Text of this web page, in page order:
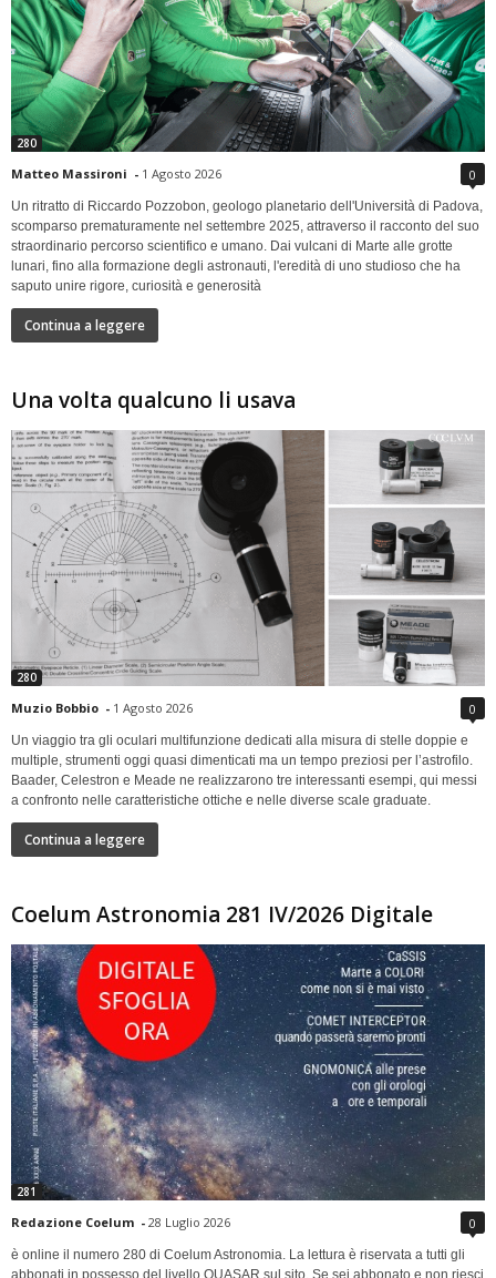
280
Matteo Massironi - 1 Agosto 2026 0
Un ritratto di Riccardo Pozzobon, geologo planetario dell'Università di Padova,
scomparso prematuramente nel settembre 2025, attraverso il racconto del suo
straordinario percorso scientifico e umano. Dai vulcani di Marte alle grotte
lunari, fino alla formazione degli astronauti, l'eredità di uno studioso che ha
saputo unire rigore, curiosità e generosità
Continua a leggere
Una volta qualcuno li usava
280
Muzio Bobbio - 1 Agosto 2026 0
Un viaggio tra gli oculari multifunzione dedicati alla misura di stelle doppie e
multiple, strumenti oggi quasi dimenticati ma un tempo preziosi per l’astrofilo.
Baader, Celestron e Meade ne realizzarono tre interessanti esempi, qui messi
a confronto nelle caratteristiche ottiche e nelle diverse scale graduate.
Continua a leggere
Coelum Astronomia 281 IV/2026 Digitale
281
Redazione Coelum - 28 Luglio 2026 0
è online il numero 280 di Coelum Astronomia. La lettura è riservata a tutti gli